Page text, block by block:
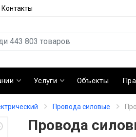
Контакты
Услуги Объекты
Провода силовые
Провода